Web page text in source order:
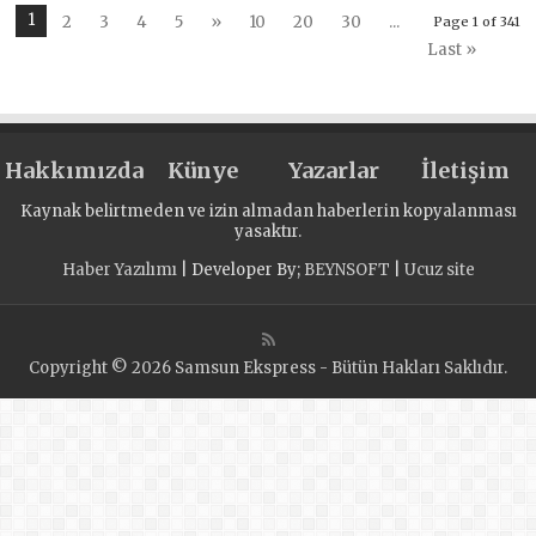
в Татарстане
единстве
народов страны
захоронения
Калининграда
Page 1 of 341
1 2 3 4 5 » 10 20 30
...
Last »
Hakkımızda Künye Yazarlar İletişim
Kaynak belirtmeden ve izin almadan haberlerin kopyalanması
yasaktır.
Haber Yazılımı| Developer By; BEYNSOFT Ucuz site
Copyright © 2026 Samsun Ekspress - Bütün Hakları Saklıdır.